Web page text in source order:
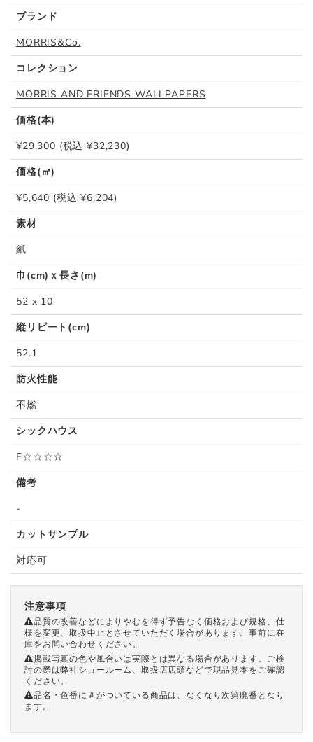
をあたえています。
ブランド
MORRIS&Co.
コレクション
MORRIS AND FRIENDS WALLPAPERS
価格(本)
¥29,300 (税込 ¥32,230)
価格(㎡)
¥5,640 (税込 ¥6,204)
素材
紙
巾(cm)ｘ長さ(m)
52 x 10
縦リピート(cm)
52.1
防火性能
不燃
シックハウス
F☆☆☆☆
備考
-
カットサンプル
対応可
注意事項
品質の改善などによりやむを得ず予告なく価格および規格、仕
様を変更、取扱中止とさせていただく場合があります。事前に在
庫をお問い合わせください。
掲載写真の色や風合いは実際とは異なる場合があります。ご検
討の際は弊社ショールーム、取扱店店頭などで現品見本をご確認
ください。
品名・色番に＃がついている商品は、なくなり次第廃番となり
ます。